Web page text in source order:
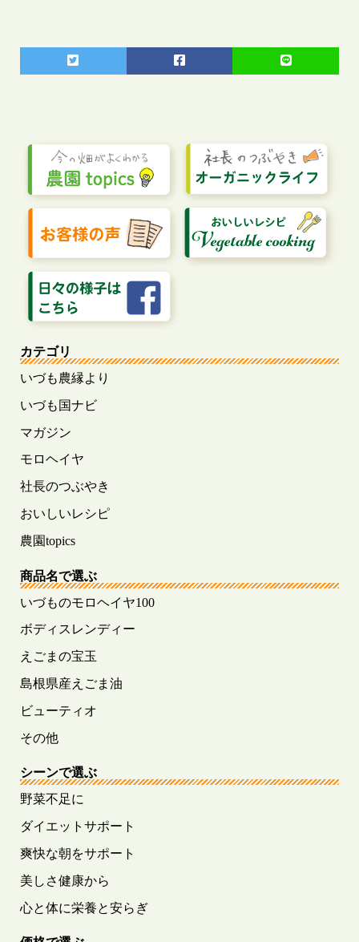
カテゴリ
いづも農縁より
いづも国ナビ
マガジン
モロヘイヤ
社長のつぶやき
おいしいレシピ
農園topics
商品名で選ぶ
いづものモロヘイヤ100
ボディスレンディー
えごまの宝玉
島根県産えごま油
ビューティオ
その他
シーンで選ぶ
野菜不足に
ダイエットサポート
爽快な朝をサポート
美しさ健康から
心と体に栄養と安らぎ